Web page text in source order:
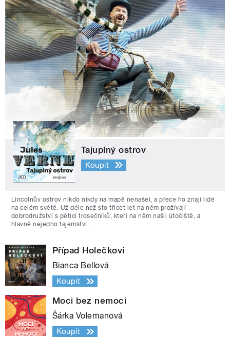
Tajuplný ostrov
Koupit
Lincolnův ostrov nikdo nikdy na mapě nenašel, a přece ho znají lidé
na celém světě. Už déle než sto třicet let na něm prožívají
dobrodružství s pěticí trosečníků, kteří na něm našli útočiště, a
hlavně nejedno tajemství.
Případ Holečkovi
Bianca Bellová
Koupit
Moci bez nemoci
Šárka Volemanová
Koupit